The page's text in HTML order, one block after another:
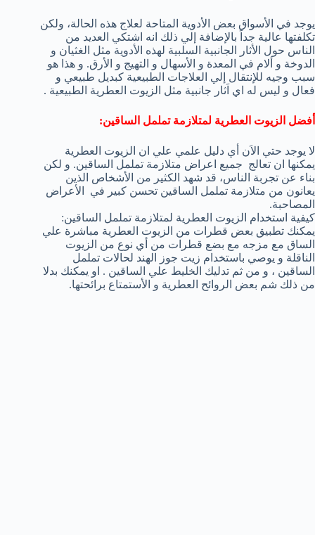
يوجد في الأسواق بعض الأدوية المتاحة لعلاج هذه الحالة، ولكن
تكلفتها عالية جداً بالإضافة إلي ذلك انه اشتكي العديد من
الناس حول الأثار الجانبية السلبية لهذه الأدوية مثل الغثيان و
الدوخة و ألام في المعدة و الأسهال و التهيج و الأرق. و هذا هو
سبب وجيه للإنتقال إلي العلاجات الطبيعية كبديل طبيعي و
فعال و ليس له اي اَثار جانبية مثل الزيوت العطرية الطبيعية .
أفضل الزيوت العطرية لمتلازمة تململ الساقين:
لا يوجد حتي الاَن أي دليل علمي علي ان الزيوت العطرية
يمكنها ان تعالج جميع اعراض متلازمة تململ الساقين. و لكن
بناء عن تجربة الناس، قد شهد الكثير من الأشخاص الذين
يعانون من متلازمة تململ الساقين تحسن كبير في الأعراض
المصاحبة.
كيفية استخدام الزيوت العطرية لمتلازمة تململ الساقين:
يمكنك تطبيق بعض قطرات من الزيوت العطرية مباشرة علي
الساق مع مزجه مع بضع قطرات من أي نوع من الزيوت
الناقلة و يوصي باستخدام زيت جوز الهند لحالات تململ
الساقين ، و من ثم تدليك الخليط علي الساقين . او يمكنك بدلا
من ذلك شم بعض الروائح العطرية و الأستمتاع برائحتها.